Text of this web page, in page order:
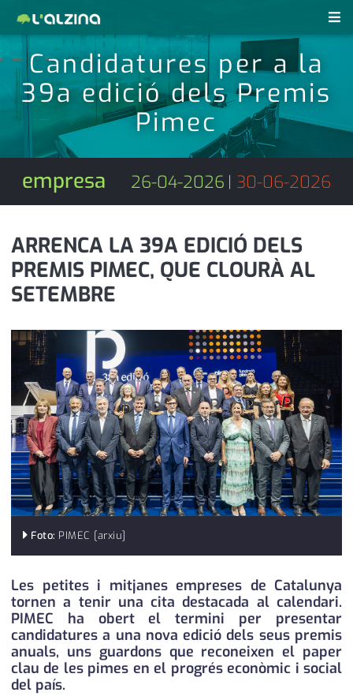
notícies
últimes notícies
activitats
agenda
empresa
esports
medi ambient
opinió
política
promo serveis
reportatge
societat
successos
urbanisme
revistes pdf
anunciants
subscripció
contacte
telèfons
calendari
Candidatures per a la
39a edició dels Premis
Pimec
empresa 26-04-2026 | 30-06-2026
ARRENCA LA 39A EDICIÓ DELS
PREMIS PIMEC, QUE CLOURÀ AL
SETEMBRE
Foto: PIMEC [arxiu]
Les petites i mitjanes empreses de Catalunya
tornen a tenir una cita destacada al calendari.
PIMEC ha obert el termini per presentar
candidatures a una nova edició dels seus premis
anuals, uns guardons que reconeixen el paper
clau de les pimes en el progrés econòmic i social
del país.